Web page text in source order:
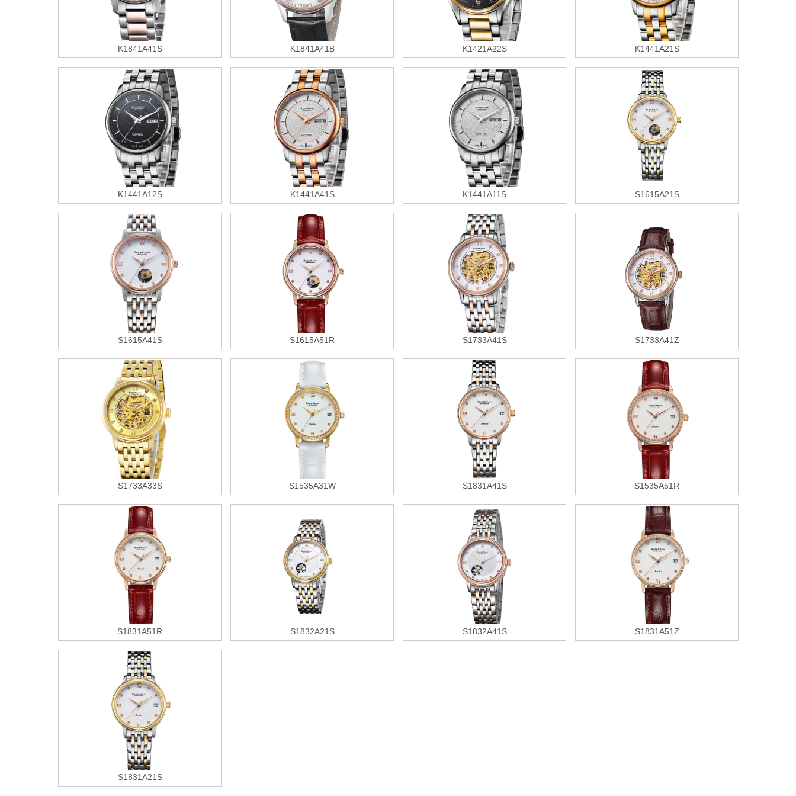
K1841A41S K1841A41B K1421A22S K1441A21S
K1441A12S K1441A41S K1441A11S S1615A21S
S1615A41S S1615A51R S1733A41S S1733A41Z
S1733A33S S1535A31W S1831A41S S1535A51R
S1831A51R S1832A21S S1832A41S S1831A51Z
S1831A21S